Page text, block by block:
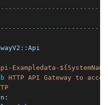
Exampledata-
HTTP API Gateway to